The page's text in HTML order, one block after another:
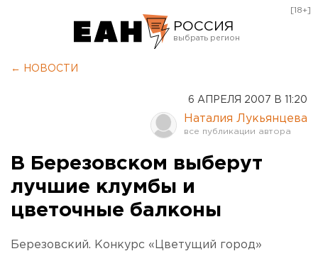
РОССИЯ
Оренбург
[18+]
← НОВОСТИ
6 АПРЕЛЯ 2007 В 11:20
Наталия Лукьянцева
В Березовском выберут
лучшие клумбы и
цветочные балконы
Березовский. Конкурс «Цветущий город»